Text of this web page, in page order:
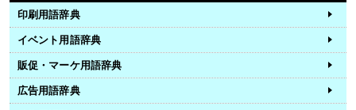
印刷用語辞典
イベント用語辞典
販促・マーケ用語辞典
広告用語辞典